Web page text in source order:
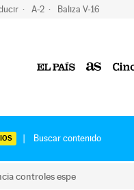
A-2 Baliza V-16
controles espe